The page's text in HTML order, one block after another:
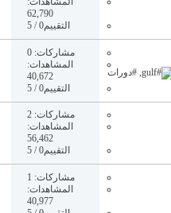
62,790
التقييم0 / 5
مشاركات: 0
المشاهدات:
40,672
التقييم0 / 5
مشاركات: 2
المشاهدات:
56,462
التقييم0 / 5
مشاركات: 1
المشاهدات:
40,977